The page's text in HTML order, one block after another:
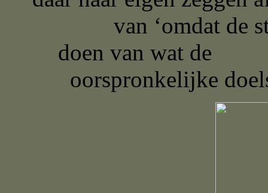
van ‘omdat de
doen
oorspronkelijke